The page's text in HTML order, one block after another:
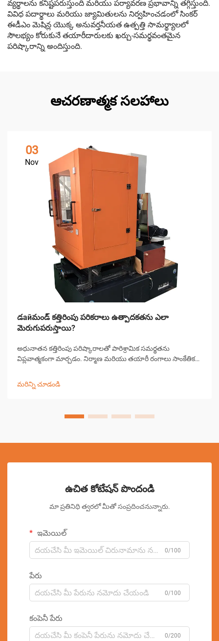
వ్యర్థాలను కనిష్టపరుస్తుంది మరియు పర్యావరణ ప్రభావాన్ని తగ్గిస్తుంది.
వివిధ పదార్థాలు మరియు జ్యామితులను నిర్వహించడంలో సింకర్
ఈడీఎం మెషిన్ల యొక్క అనువర్తనీయత ఉత్పత్తి సామర్థ్యాలలో
సౌలభ్యం కోరుకునే తయారీదారులకు ఖర్చు-సమర్థవంతమైన
పరిష్కారాన్ని అందిస్తుంది.
ఆచరణాత్మక సలహాలు
03
Nov
డайమండ్ కత్తిరింపు పరికరాలు ఉత్పాదకతను ఎలా
మెరుగుపరుస్తాయి?
అధునాతన కత్తిరింపు పరిష్కారాలతో పారిశ్రామిక సమర్థతను
విప్లవాత్మకంగా మార్చడం. నిర్మాణ మరియు తయారీ రంగాలు సాంకేతిక
మరిన్ని చూడండి
ఉచిత కోటేషన్ పొందండి
మా ప్రతినిధి త్వరలో మీతో సంప్రదించనున్నారు.
ఇమెయిల్
0/100
పేరు
0/100
కంపెనీ పేరు
0/200